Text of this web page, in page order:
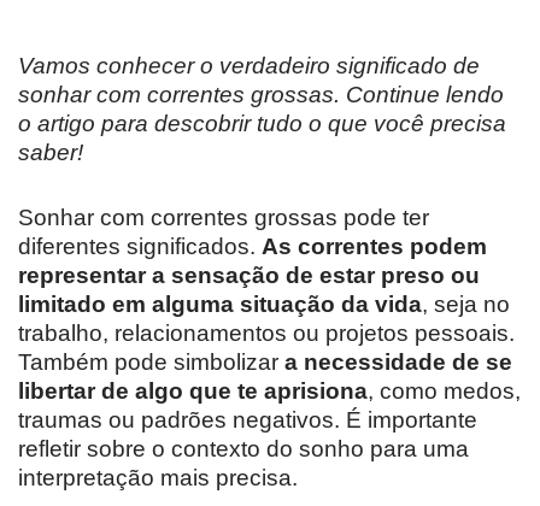
Vamos conhecer o verdadeiro significado de
sonhar com correntes grossas. Continue lendo
o artigo para descobrir tudo o que você precisa
saber!
Sonhar com correntes grossas pode ter
diferentes significados. As correntes podem
representar a sensação de estar preso ou
limitado em alguma situação da vida, seja no
trabalho, relacionamentos ou projetos pessoais.
Também pode simbolizar a necessidade de se
libertar de algo que te aprisiona, como medos,
traumas ou padrões negativos. É importante
refletir sobre o contexto do sonho para uma
interpretação mais precisa.